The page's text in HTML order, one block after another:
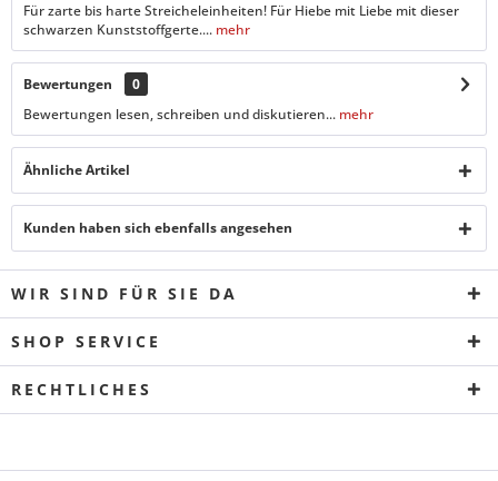
Für zarte bis harte Streicheleinheiten! Für Hiebe mit Liebe mit dieser
schwarzen Kunststoffgerte.... mehr
Bewertungen
0
Bewertungen lesen, schreiben und diskutieren... mehr
Ähnliche Artikel
Kunden haben sich ebenfalls angesehen
WIR SIND FÜR SIE DA
SHOP SERVICE
RECHTLICHES